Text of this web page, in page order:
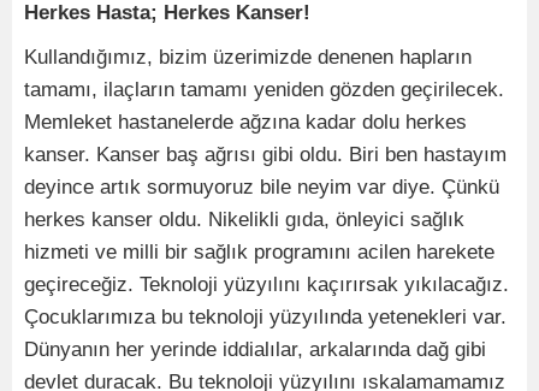
Herkes Hasta; Herkes Kanser!
Kullandığımız, bizim üzerimizde denenen hapların
tamamı, ilaçların tamamı yeniden gözden geçirilecek.
Memleket hastanelerde ağzına kadar dolu herkes
kanser. Kanser baş ağrısı gibi oldu. Biri ben hastayım
deyince artık sormuyoruz bile neyim var diye. Çünkü
herkes kanser oldu. Nikelikli gıda, önleyici sağlık
hizmeti ve milli bir sağlık programını acilen harekete
geçireceğiz. Teknoloji yüzyılını kaçırırsak yıkılacağız.
Çocuklarımıza bu teknoloji yüzyılında yetenekleri var.
Dünyanın her yerinde iddialılar, arkalarında dağ gibi
devlet duracak. Bu teknoloji yüzyılını ıskalamamamız